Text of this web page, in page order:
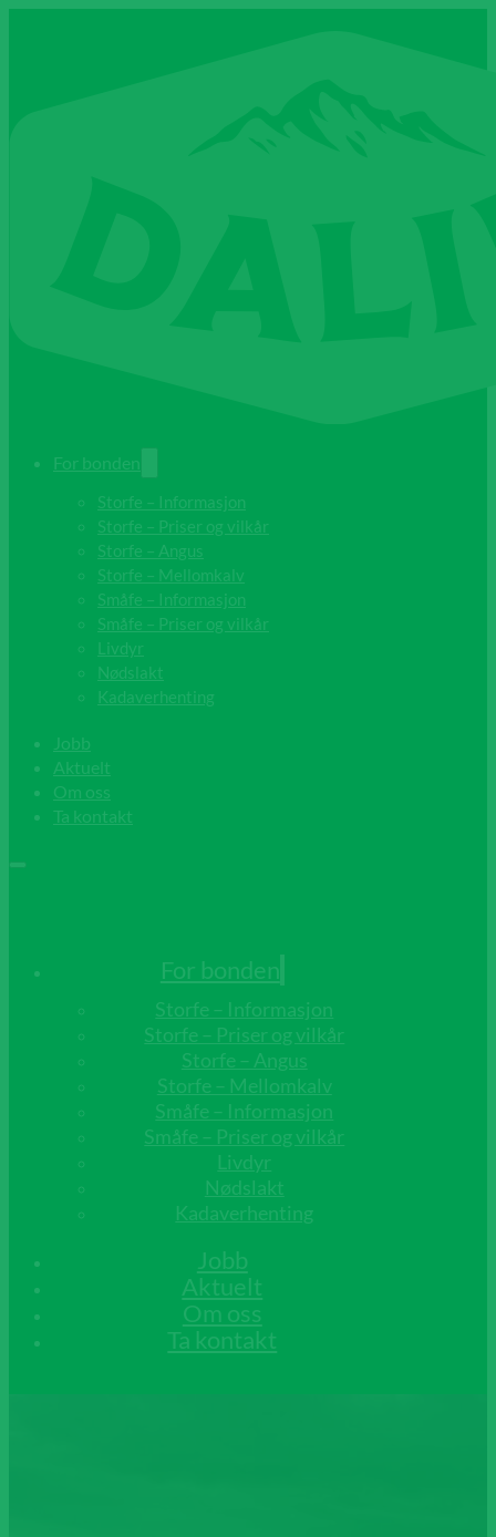
For bonden
Storfe – Informasjon
Storfe – Priser og vilkår
Storfe – Angus
Storfe – Mellomkalv
Småfe – Informasjon
Småfe – Priser og vilkår
Livdyr
Nødslakt
Kadaverhenting
Jobb
Aktuelt
Om oss
Ta kontakt
For bonden
Storfe – Informasjon
Storfe – Priser og vilkår
Storfe – Angus
Storfe – Mellomkalv
Småfe – Informasjon
Småfe – Priser og vilkår
Livdyr
Nødslakt
Kadaverhenting
Jobb
Aktuelt
Om oss
Ta kontakt